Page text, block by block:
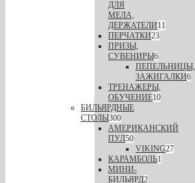
ДЛЯ
МЕЛА,
ДЕРЖАТЕЛИ11
ПЕРЧАТКИ23
ПРИЗЫ,
СУВЕНИРЫ6
ПЕПЕЛЬНИЦЫ,
ЗАЖИГАЛКИ6
ТРЕНАЖЕРЫ,
ОБУЧЕНИЕ10
БИЛЬЯРДНЫЕ
СТОЛЫ300
АМЕРИКАНСКИЙ
ПУЛ50
VIKING27
КАРАМБОЛЬ1
МИНИ-
БИЛЬЯРД2